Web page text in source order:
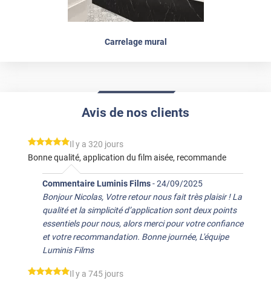
Carrelage mural
Avis de nos clients
*****
Il y a 320 jours
Bonne qualité, application du film aisée, recommande
Commentaire Luminis Films-24/09/2025
Bonjour Nicolas, Votre retour nous fait très plaisir ! La
qualité et la simplicité d’application sont deux points
essentiels pour nous, alors merci pour votre confiance
et votre recommandation. Bonne journée, L'équipe
Luminis Films
*****
Il y a 745 jours